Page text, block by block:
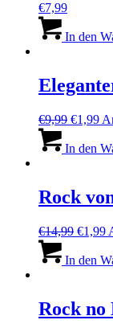
€7,99
In den
€9,99
war:
€1,99
ist:
In den
Rock
€14,99
war:
€1,99
In den
Rock no